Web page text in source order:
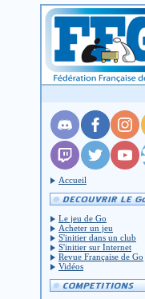
Accueil
Le jeu de Go
Acheter un jeu
S'initier dans un club
S'initier sur Internet
Revue Française de Go
Vidéos